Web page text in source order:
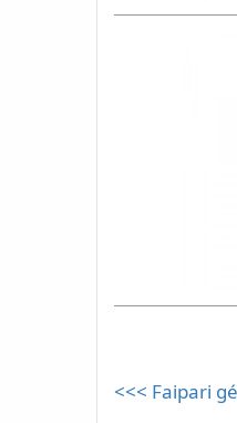
<<< Faipari